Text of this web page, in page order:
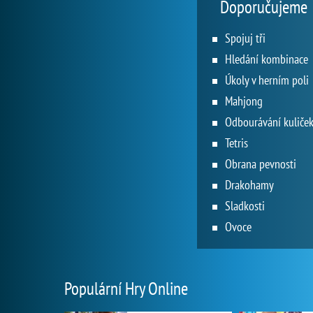
Doporučujeme
Spojuj tři
Hledání kombinace
Úkoly v herním poli
Mahjong
Odbourávání kuliček
Tetris
Obrana pevnosti
Drakohamy
Sladkosti
Ovoce
Populární Hry Online